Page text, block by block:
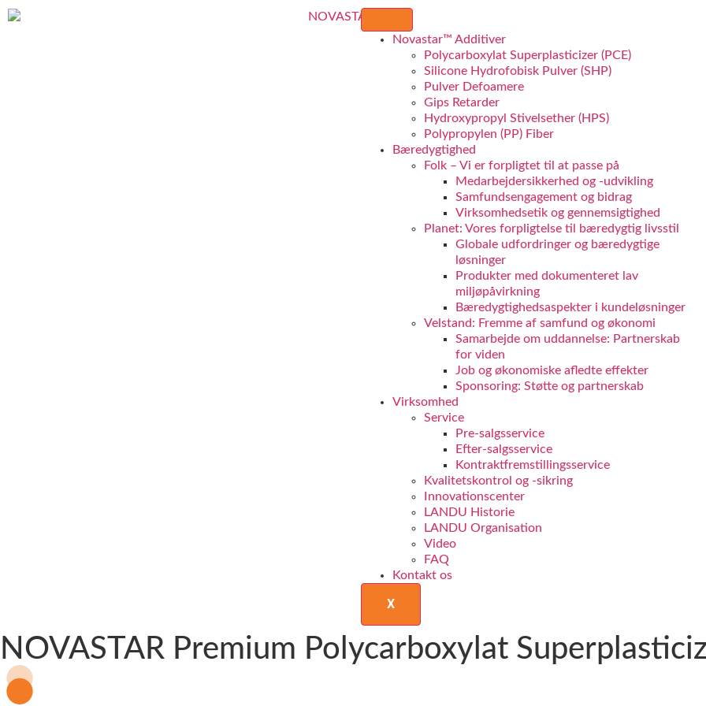
Novastar™ Additiver
Polycarboxylat Superplasticizer (PCE)
Silicone Hydrofobisk Pulver (SHP)
Pulver Defoamere
Gips Retarder
Hydroxypropyl Stivelsether (HPS)
Polypropylen (PP) Fiber
Bæredygtighed
Folk – Vi er forpligtet til at passe på
Medarbejdersikkerhed og -udvikling
Samfundsengagement og bidrag
Virksomhedsetik og gennemsigtighed
Planet: Vores forpligtelse til bæredygtig livsstil
Globale udfordringer og bæredygtige
løsninger
Produkter med dokumenteret lav
miljøpåvirkning
Bæredygtighedsaspekter i kundeløsninger
Velstand: Fremme af samfund og økonomi
Samarbejde om uddannelse: Partnerskab
for viden
Job og økonomiske afledte effekter
Sponsoring: Støtte og partnerskab
Virksomhed
Service
Pre-salgsservice
Efter-salgsservice
Kontraktfremstillingsservice
Kvalitetskontrol og -sikring
Innovationscenter
LANDU Historie
LANDU Organisation
Video
FAQ
Kontakt os
X
NOVASTAR Premium Polycarboxylat